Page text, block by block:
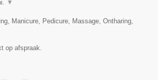
▼
Manicure, Pedicure, Massage, Ontharing,
op afspraak.